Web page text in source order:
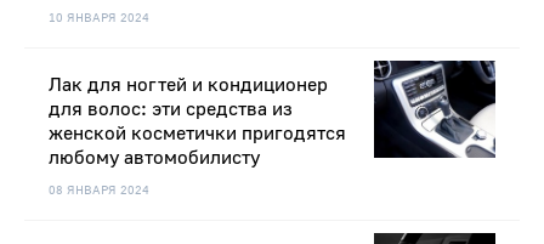
10 ЯНВАРЯ 2024
08 ЯНВАРЯ 2024
Лак для ногтей и кондиционер
для волос: эти средства из
женской косметички пригодятся
любому автомобилисту